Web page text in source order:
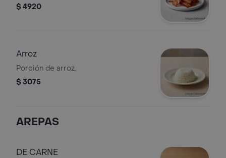
$ 4920
Arroz
Porción de arroz.
$ 3075
AREPAS
DE CARNE